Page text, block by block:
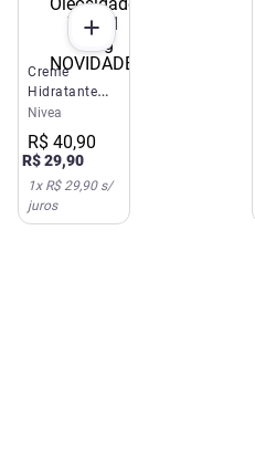
NOVIDADE
Creme
Hidratante
Facial Nivea
Controle da
Oleosidade 7
em 1 100g
Nivea
R$ 40,90
R$29,90
1x R$ 29,90s/
juros